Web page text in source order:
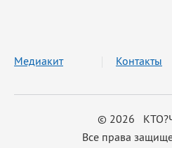
© 2026
Все права
Медиакит Контакты